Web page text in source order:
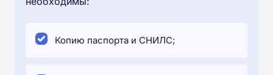
Копию паспорта и СНИЛС;